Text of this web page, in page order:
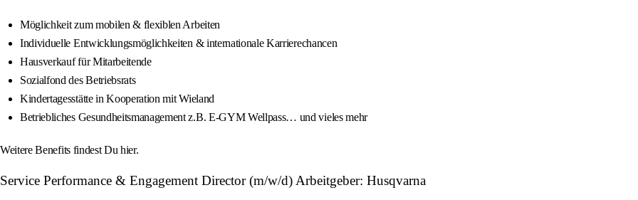
Möglichkeit zum mobilen & flexiblen Arbeiten
Individuelle Entwicklungsmöglichkeiten & internationale Karrierechancen
Hausverkauf für Mitarbeitende
Sozialfond des Betriebsrats
Kindertagesstätte in Kooperation mit Wieland
Betriebliches Gesundheitsmanagement z.B. E-GYM Wellpass… und vieles mehr
Weitere Benefits findest Du hier.
Service Performance & Engagement Director (m/w/d) Arbeitgeber: Husqvarna